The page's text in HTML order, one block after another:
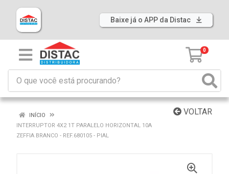
Baixe já o APP da Distac
0
VOLTAR
INÍCIO
INTERRUPTOR 4X2 1T PARALELO HORIZONTAL 10A
ZEFFIA BRANCO - REF.680105 - PIAL